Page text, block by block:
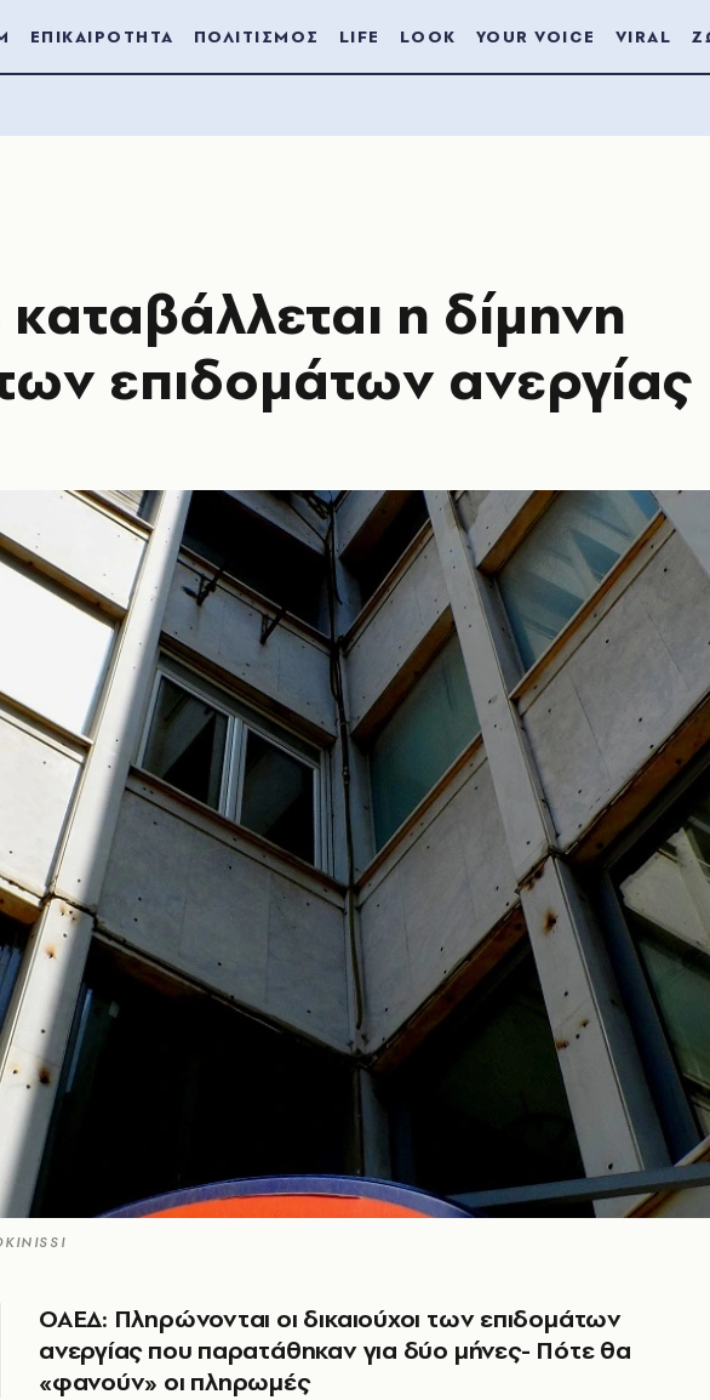
ΕΠΙΚΑΙΡΟΤΗΤΑ ΠΟΛΙΤΙΣΜΟΣ LIFE LOOK YOUR VOICE VIRAL
η δίμηνη
επιδομάτων ανεργίας
ΟΑΕΔ: Πληρώνονται οι δικαιούχοι των επιδομάτων
ανεργίας που παρατάθηκαν για δύο μήνες- Πότε θα
«φανούν» οι πληρωμές